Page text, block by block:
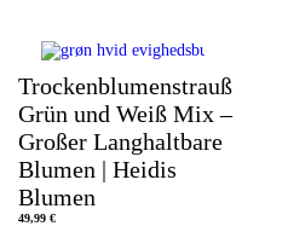
Trockenblumenstrauß
Grün und Weiß Mix –
Großer Langhaltbare
Blumen | Heidis
Blumen
49,99 €